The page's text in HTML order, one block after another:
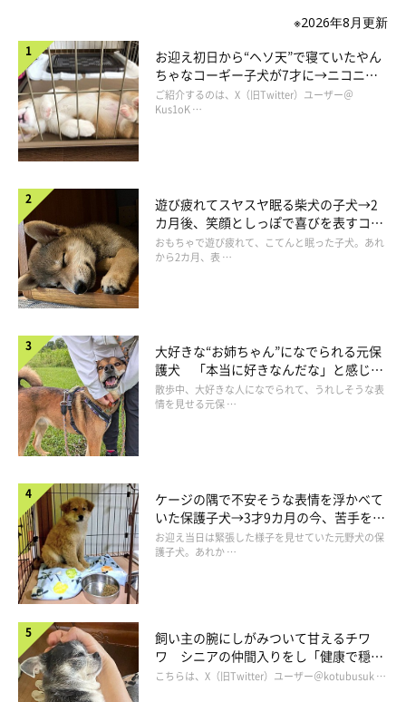
初日から堂々とする姿に、ほっとした
@nana_77staglam
再び犬との暮らしをスタートさせたご夫婦。ななちゃんを家に迎
えた日、ご夫婦は「この家に慣れてくれるかな？」「今まできょ
うだいと一緒だったから、ひとりになって寂しくないかな？」
安はすぐになくなったのだとか。
飼い主さん：
※2026年8月更新
お迎え初日から“ヘソ天”で寝ていたやん
ちゃなコーギー子犬が7才に→ニコニ
コ“コーギースマイル”が魅力のコに成
長！
ご紹介するのは、X（旧Twitter）ユーザー＠
Kus1oK …
遊び疲れてスヤスヤ眠る柴犬の子犬→2
カ月後、笑顔としっぽで喜びを表すコに
成長！
おもちゃで遊び疲れて、こてんと眠った子犬。あれ
から2カ月、表 …
大好きな“お姉ちゃん”になでられる元保
護犬 「本当に好きなんだな」と感じる
表情にほっこり
散歩中、大好きな人になでられて、うれしそうな表
情を見せる元保 …
ケージの隅で不安そうな表情を浮かべて
いた保護子犬→3才9カ月の今、苦手を克
服し頼もしいコに成長！
お迎え当日は緊張した様子を見せていた元野犬の保
護子犬。あれか …
飼い主の腕にしがみついて甘えるチワ
ワ シニアの仲間入りをし「健康で穏や
かな暮らしが続いてほしい」と願う
こちらは、X（旧Twitter）ユーザー＠kotubusuk …